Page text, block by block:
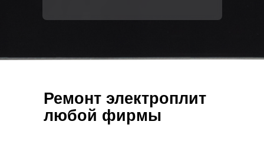
Ремонт электроплит
любой фирмы